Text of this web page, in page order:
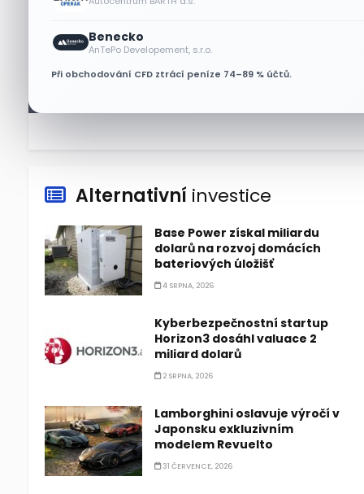
Benecko
AnTePo Developement, s.r.o.
Při obchodování CFD ztrácí peníze 74–89 % účtů.
Micron posílil o 7,6 % a zvýšil
podíl na trhu DRAM
Alternativní investice
Base Power získal miliardu
dolarů na rozvoj domácích
bateriových úložišť
4 SRPNA, 2026
Kyberbezpečnostní startup
Horizon3 dosáhl valuace 2
miliard dolarů
2 SRPNA, 2026
Lamborghini oslavuje výročí v
Japonsku exkluzivním
modelem Revuelto
31 ČERVENCE, 2026